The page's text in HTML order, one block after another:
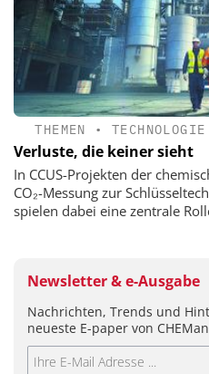
THEMEN •TECHNOLOGIE
Verluste, die keiner sieht
In CCUS-Projekten der
CO₂-Messung zur
spielen dabei eine zentrale
Newsletter & e-Ausgabe
Nachrichten, Trends und
neueste E-paper von